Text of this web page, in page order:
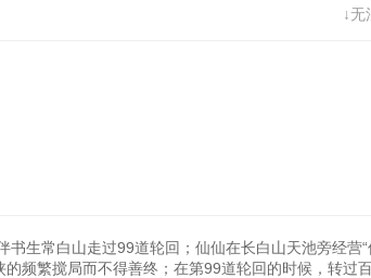
↓无
生常白山走过99道轮回；仙仙在长白山天池旁经营
频繁搅局而不得善终；在第99道轮回的时候，转过